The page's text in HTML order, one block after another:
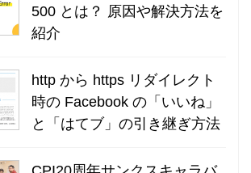
500 とは？ 原因や解決方法を
紹介
http から https リダイレクト
時の Facebook の「いいね」
と「はてブ」の引き継ぎ方法